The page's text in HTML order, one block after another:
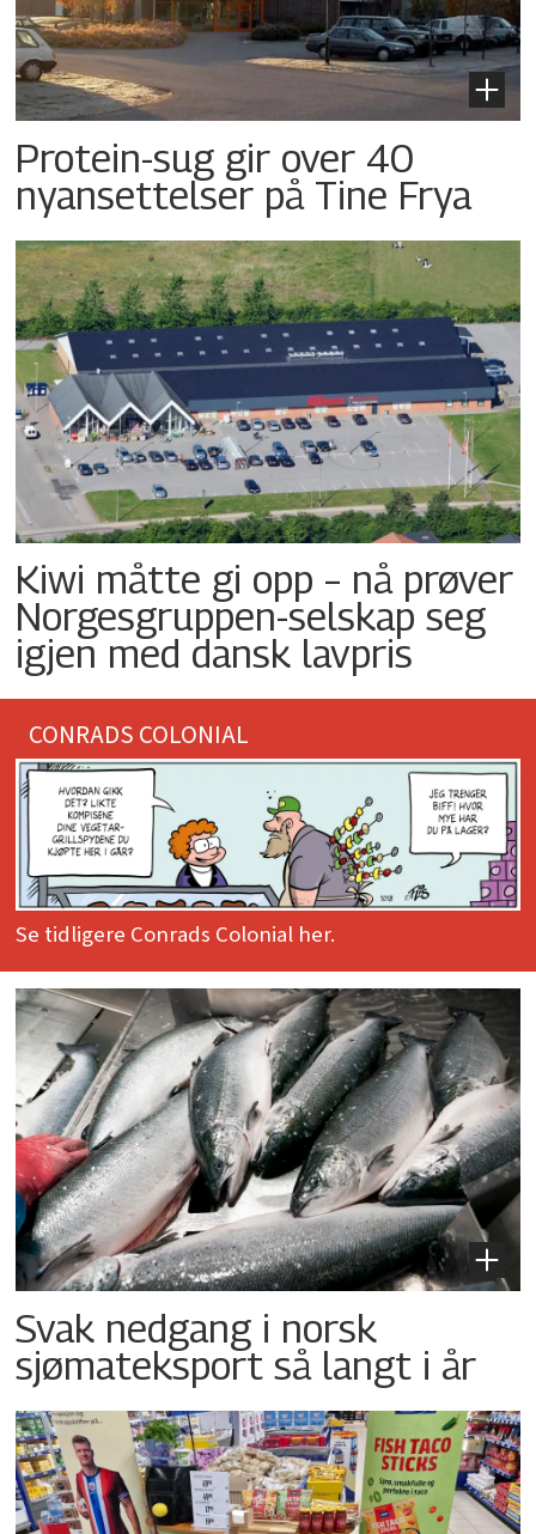
Protein-sug gir over 40
nyansettelser på Tine Frya
Kiwi måtte gi opp – nå prøver
Norgesgruppen-selskap seg
igjen med dansk lavpris
CONRADS COLONIAL
Se tidligere Conrads Colonial her.
Svak nedgang i norsk
sjømateksport så langt i år